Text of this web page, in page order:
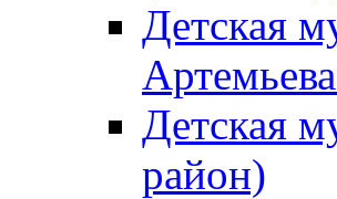
Детская
Детская
район)